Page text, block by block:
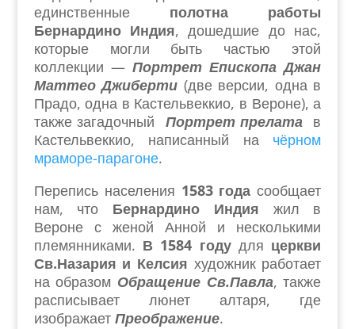
единственные полотна работы
Бернардино Индия, дошедшие до нас,
которые могли быть частью этой
коллекции —Портрет Епископа Джан
Маттео Джиберти (две версии, одна в
Прадо, одна в Кастельвеккио, в Вероне), а
также загадочный
Портрет прелата в
Кастельвеккио, написанный на чёрном
мраморе-парагоне.
Перепись населения 1583 года сообщает
нам, что Бернардино Индия жил в
Вероне с женой Анной и несколькими
племянниками. В 1584 годудля церкви
Св.Назария и Келсия художник работает
на образом Обращение Св.Павла, также
расписывает люнет алтаря, где
изображает Преображение.